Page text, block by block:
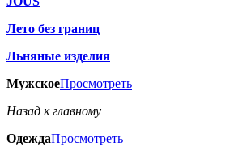
Лето без границ
Льняные изделия
МужскоеПросмотреть
Назад к главному
ОдеждаПросмотреть